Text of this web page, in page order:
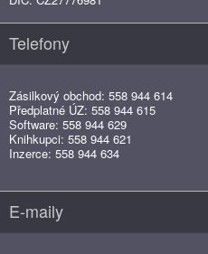
Telefony
Zásilkový obchod: 558 944 614
Předplatné ÚZ: 558 944 615
Software: 558 944 629
Knihkupci: 558 944 621
Inzerce: 558 944 634
E-maily